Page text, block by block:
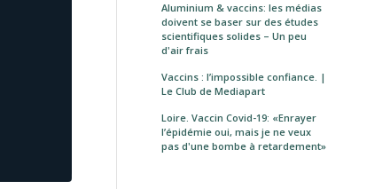
Aluminium & vaccins: les médias
doivent se baser sur des études
scientifiques solides – Un peu
d'air frais
Vaccins : l’impossible confiance. |
Le Club de Mediapart
Loire. Vaccin Covid-19: «Enrayer
l’épidémie oui, mais je ne veux
pas d'une bombe à retardement»